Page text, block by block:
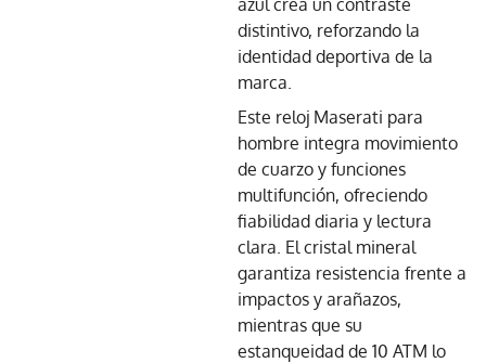
distintivo, reforzando la
identidad deportiva de la
marca.
Este reloj Maserati para
hombre integra movimiento
de cuarzo y funciones
multifunción, ofreciendo
fiabilidad diaria y lectura
clara. El cristal mineral
garantiza resistencia frente a
impactos y arañazos,
mientras que su
estanqueidad de 10 ATM lo